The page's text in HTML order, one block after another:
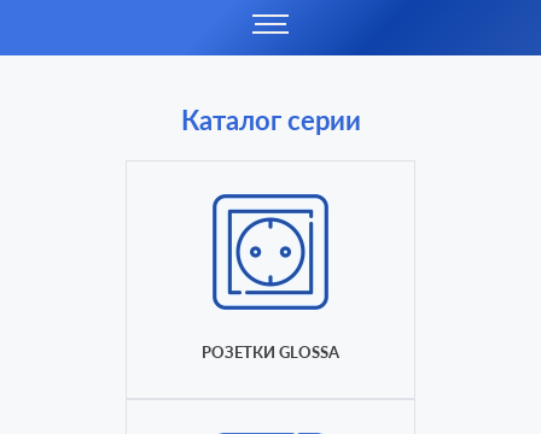
Каталог серии
РОЗЕТКИ GLOSSA